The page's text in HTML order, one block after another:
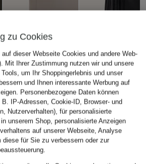
HORIZN STUDIOS
Rucksack SOFO 22 l
mit Laptop-Fach
170 €
TUMI
ALPHA Rucksack
SLIM BACKPACK
zu Cookies
auf dieser Webseite Cookies und andere Web-
Mit Ihrer Zustimmung nutzen wir und unsere
um Ihr Shoppingerlebnis und unser
und Ihnen interessante Werbung auf
Personenbezogene Daten können
IP-Adressen, Cookie-ID, Browser- und
Nutzerverhalten), für personalisierte
unserem Shop, personalisierte Anzeigen
auf unserer Webseite, Analyse
diese für Sie zu verbessern oder zur